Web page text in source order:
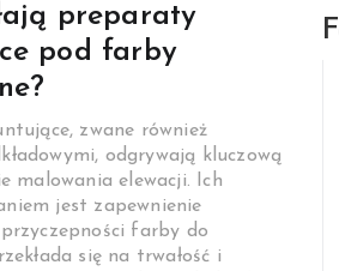
preparaty
pod farby
zwane również
odgrywają kluczową
malowania elewacji. Ich
jest zapewnienie
farby do
się na trwałość i